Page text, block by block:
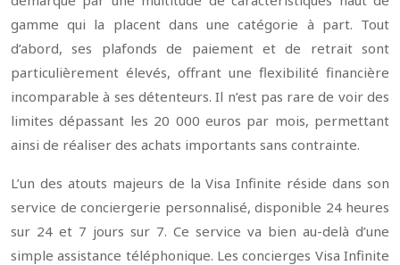
gamme qui la placent dans une catégorie à part. Tout
d’abord, ses plafonds de paiement et de retrait sont
particulièrement élevés, offrant une flexibilité financière
incomparable à ses détenteurs. Il n’est pas rare de voir des
limites dépassant les 20 000 euros par mois, permettant
ainsi de réaliser des achats importants sans contrainte.
L’un des atouts majeurs de la Visa Infinite réside dans son
service de conciergerie personnalisé, disponible 24 heures
sur 24 et 7 jours sur 7. Ce service va bien au-delà d’une
simple assistance téléphonique. Les concierges Visa Infinite